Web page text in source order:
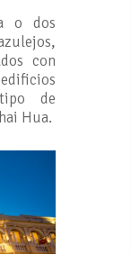
o dos
con
de
Hua.